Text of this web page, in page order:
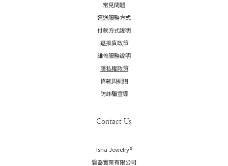
常見問題
運送服務方式
付款方式說明
退換貨政策
維修服務說明
隱私權政策
條款與細則
防詐騙宣導
Contact Us
Isha Jewelry®️
磐器實業有限公司